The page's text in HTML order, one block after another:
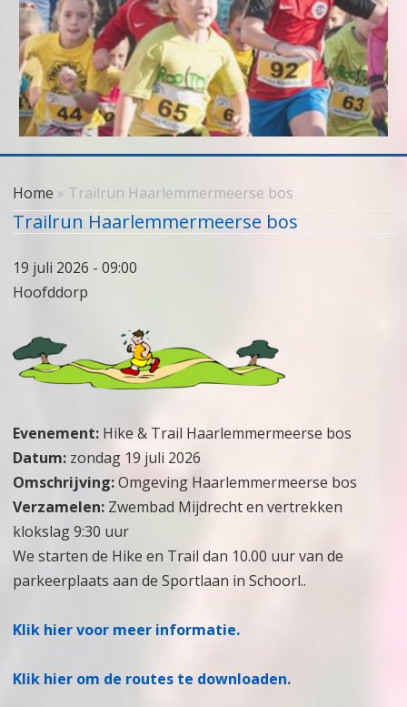
content
Home » Trailrun Haarlemmermeerse bos
Trailrun Haarlemmermeerse bos
19 juli 2026 - 09:00
Hoofddorp
Evenement: Hike & Trail Haarlemmermeerse bos
Datum: zondag 19 juli 2026
Omschrijving:Omgeving Haarlemmermeerse bos
Verzamelen: Zwembad Mijdrecht en vertrekken
klokslag 9:30 uur
We starten de Hike en Trail dan 10.00 uur van de
parkeerplaats aan de Sportlaan in Schoorl..
Klik hier voor meer informatie.
Klik hier om de routes te downloaden.